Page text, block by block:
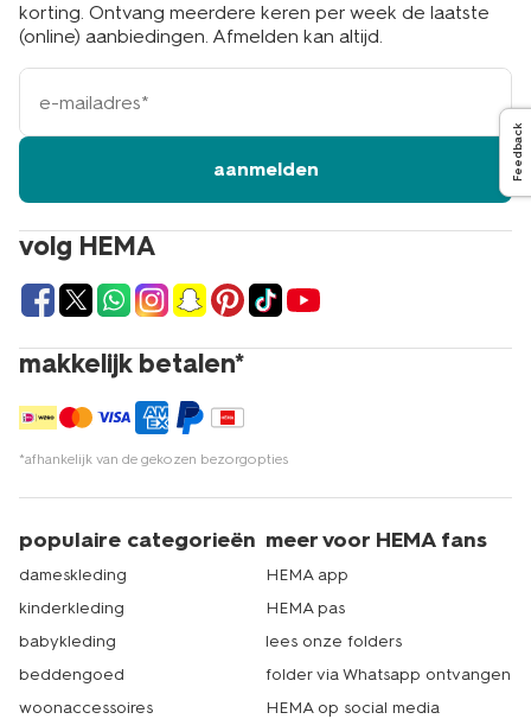
volg HEMA
makkelijk betalen*
*afhankelijk van de gekozen bezorgopties
korting. Ontvang meerdere keren per week de laatste
(online) aanbiedingen. Afmelden kan altijd.
e-
mailadres
aanmelden
populaire categorieën
dameskleding
kinderkleding
babykleding
beddengoed
woonaccessoires
meer voor HEMA fans
HEMA app
HEMA pas
lees onze folders
folder via Whatsapp ontvangen
HEMA op social media
Feedback